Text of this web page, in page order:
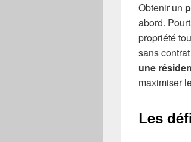
Obtenir un
abord.
propriété
sans
une
maximiser
Les